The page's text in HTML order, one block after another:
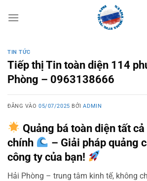
qua
TIN TỨC
Tiếp thị Tin toàn diện 114
Phòng – 0963138666
ĐĂNG VÀO05/07/2025 BỞIADMIN
Quảng bá toàn diện tất
chính
– Giải pháp quảng
công ty của bạn!
Hải Phòng – trung tâm kinh tế, không